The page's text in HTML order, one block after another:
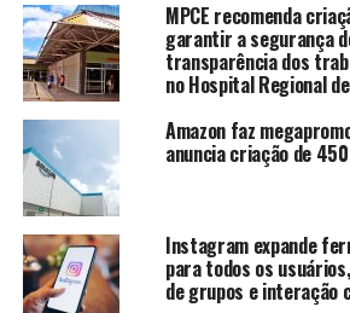
constatado que havia, no máximo,
todo o estado, e apenas 546
Único de Saúde (SUS), o último leito
Segundo a DPU, a quantidade de 150
tendo como referência informações
Regulação de Internação de Fortaleza.
número aproximado de pessoas
à época.
MPCE recomenda
garantir a segurança
transparência dos
no Hospital Regional
Amazon faz
anuncia criação de
Instagram expande
para todos os
de grupos e interação